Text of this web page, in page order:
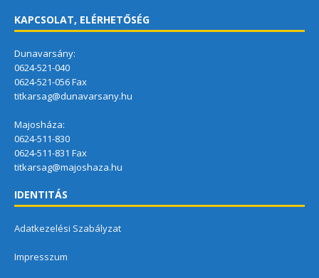
KAPCSOLAT, ELÉRHETŐSÉG
Dunavarsány:
0624-521-040
0624-521-056 Fax
titkarsag@dunavarsany.hu
Majosháza:
0624-511-830
0624-511-831 Fax
titkarsag@majoshaza.hu
IDENTITÁS
Adatkezelési Szabályzat
Impresszum